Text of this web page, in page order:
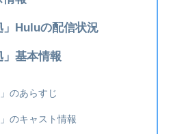
」Huluの配信状況
」基本情報
のあらすじ
のキャスト情報